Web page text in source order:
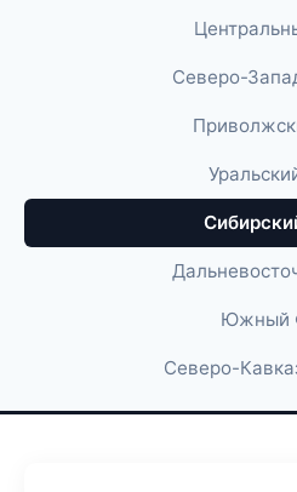
Северо-
Южный
Северо-